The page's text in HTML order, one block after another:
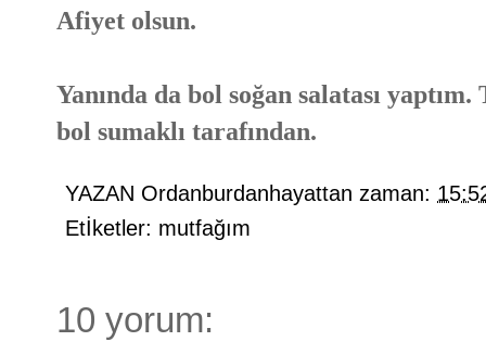
Afiyet olsun.
Yanında da bol soğan salatası
bol sumaklı tarafından.
YAZAN Ordanburdanhayattan zaman:
Etİketler: mutfağım
10 yorum: